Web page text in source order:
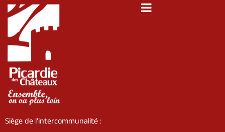
Siège de l’intercommunalité :